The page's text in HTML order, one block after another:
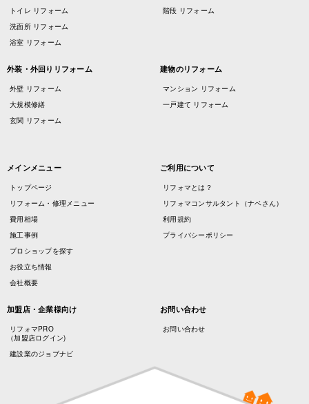
トイレ リフォーム
洗面所 リフォーム
浴室 リフォーム
階段 リフォーム
外装・外回りリフォーム
外壁 リフォーム
大規模修繕
玄関 リフォーム
建物のリフォーム
マンション リフォーム
一戸建て リフォーム
メインメニュー
トップページ
リフォーム・修理メニュー
費用相場
施工事例
プロショップを探す
お役立ち情報
会社概要
ご利用について
リフォマとは？
リフォマコンサルタント（ナベさん）
利用規約
プライバシーポリシー
加盟店・企業様向け
リフォマPRO
（加盟店ログイン)
建設業のジョブナビ
お問い合わせ
お問い合わせ